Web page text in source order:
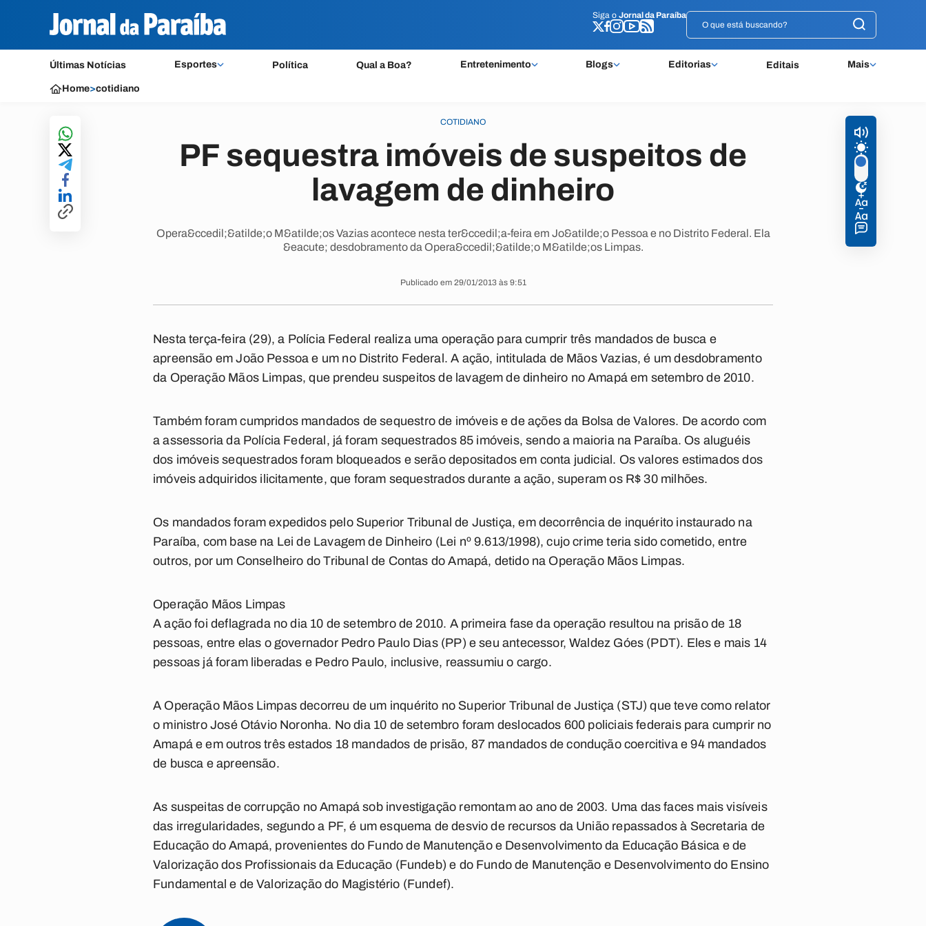
Siga o Jornal da Paraíba
Últimas Notícias Esportes Política Qual a Boa? Entretenimento Blogs Editorias Editais Mais
Siga o Jornal da Paraíba
Home>cotidiano
COTIDIANO
PF sequestra imóveis de suspeitos de
lavagem de dinheiro
Opera&ccedil;&atilde;o M&atilde;os Vazias acontece nesta ter&ccedil;a-feira em Jo&atilde;o Pessoa e no Distrito Federal. Ela
&eacute; desdobramento da Opera&ccedil;&atilde;o M&atilde;os Limpas.
Publicado em 29/01/2013 às 9:51
Nesta terça-feira (29), a Polícia Federal realiza uma operação para cumprir três mandados de busca e
apreensão em João Pessoa e um no Distrito Federal. A ação, intitulada de Mãos Vazias, é um desdobramento
da Operação Mãos Limpas, que prendeu suspeitos de lavagem de dinheiro no Amapá em setembro de 2010.
Também foram cumpridos mandados de sequestro de imóveis e de ações da Bolsa de Valores. De acordo com
a assessoria da Polícia Federal, já foram sequestrados 85 imóveis, sendo a maioria na Paraíba. Os aluguéis
dos imóveis sequestrados foram bloqueados e serão depositados em conta judicial. Os valores estimados dos
imóveis adquiridos ilicitamente, que foram sequestrados durante a ação, superam os R$ 30 milhões.
Os mandados foram expedidos pelo Superior Tribunal de Justiça, em decorrência de inquérito instaurado na
Paraíba, com base na Lei de Lavagem de Dinheiro (Lei nº 9.613/1998), cujo crime teria sido cometido, entre
outros, por um Conselheiro do Tribunal de Contas do Amapá, detido na Operação Mãos Limpas.
Operação Mãos Limpas
A ação foi deflagrada no dia 10 de setembro de 2010. A primeira fase da operação resultou na prisão de 18
pessoas, entre elas o governador Pedro Paulo Dias (PP) e seu antecessor, Waldez Góes (PDT). Eles e mais 14
pessoas já foram liberadas e Pedro Paulo, inclusive, reassumiu o cargo.
A Operação Mãos Limpas decorreu de um inquérito no Superior Tribunal de Justiça (STJ) que teve como relator
o ministro José Otávio Noronha. No dia 10 de setembro foram deslocados 600 policiais federais para cumprir no
Amapá e em outros três estados 18 mandados de prisão, 87 mandados de condução coercitiva e 94 mandados
de busca e apreensão.
As suspeitas de corrupção no Amapá sob investigação remontam ao ano de 2003. Uma das faces mais visíveis
das irregularidades, segundo a PF, é um esquema de desvio de recursos da União repassados à Secretaria de
Educação do Amapá, provenientes do Fundo de Manutenção e Desenvolvimento da Educação Básica e de
Valorização dos Profissionais da Educação (Fundeb) e do Fundo de Manutenção e Desenvolvimento do Ensino
Fundamental e de Valorização do Magistério (Fundef).